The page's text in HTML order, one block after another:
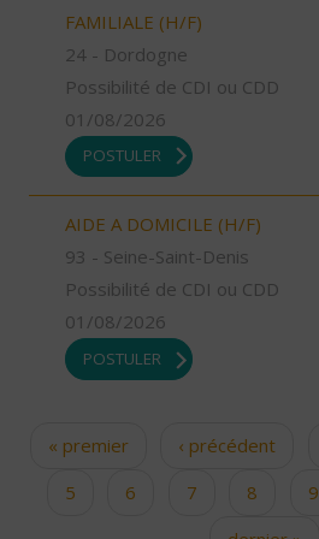
FAMILIALE (H/F)
24 - Dordogne
Possibilité de CDI ou CDD
01/08/2026
POSTULER
AIDE A DOMICILE (H/F)
93 - Seine-Saint-Denis
Possibilité de CDI ou CDD
01/08/2026
POSTULER
Pages« premier ‹ précédent
5
6 7 8 9